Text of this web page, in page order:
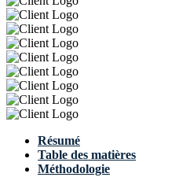
Résumé
Table des matières
Méthodologie